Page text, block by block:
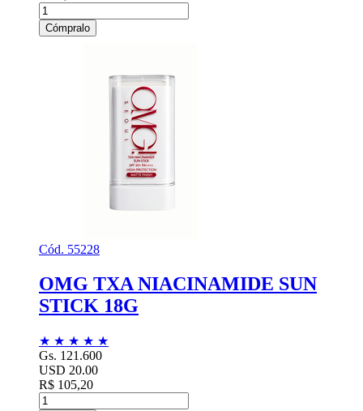
Cómpralo
Cód. 55228
OMG TXA NIACINAMIDE SUN
STICK 18G
★ ★ ★ ★ ★
Gs. 121.600
USD 20.00
R$ 105,20